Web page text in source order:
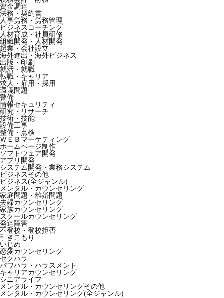
資金調達
法務・契約書
人事労務・労務管理
ビジネスコーチング
人材育成・社員研修
組織開発・人材開発
起業・会社設立
海外進出・海外ビジネス
出版・印刷
就活・就職
転職・キャリア
求人・雇用・採用
環境問題
警備
情報セキュリティ
研究・リサーチ
技術・技能
設備工事
整備・点検
ＷＥＢマーケティング
ホームページ制作
ソフトウェア開発
アプリ開発
システム開発・業務システム
ビジネスその他
ビジネス(全ジャンル)
メンタル・カウンセリング
家庭問題・離婚問題
夫婦カウンセリング
家族カウンセリング
スクールカウンセリング
発達障害
不登校・登校拒否
引きこもり
いじめ
恋愛カウンセリング
セクハラ
パワハラ・ハラスメント
キャリアカウンセリング
シニアライフ
メンタル・カウンセリングその他
メンタル・カウンセリング(全ジャンル)